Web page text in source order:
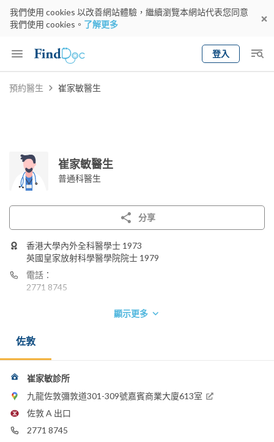
我們使用 cookies 以改善網站體驗，繼續瀏覽本網站代表您同意
我們使用 cookies。 了解更多
登入
Keyword
預約醫生 崔家敏醫生
崔家敏醫生
普通科醫生
分享
香港大學內外全科醫學士 1973
英國皇家放射科學醫學院院士 1979
電話：
2771 8745
顯示更多
佐敦
崔家敏診所
九龍佐敦彌敦道301-309號嘉賓商業大廈613室
佐敦 A 出口
2771 8745